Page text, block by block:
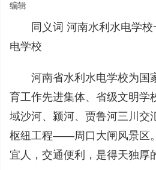
编辑
同义词 河南水利水电学
电学校
河南省水利水电学校为国
育工作先进集体、省级文明学
域沙河、颍河、贾鲁河三川交
枢纽工程——周口大闸风景区
宜人，交通便利，是得天独厚